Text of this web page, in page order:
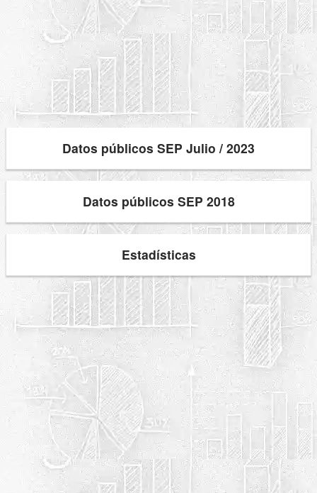
Datos públicos SEP Julio / 2023
Datos públicos SEP 2018
Estadísticas